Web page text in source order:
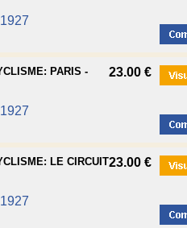
1927
PARIS -
1927
23.00 €
LE CIRCUIT
1927
23.00 €